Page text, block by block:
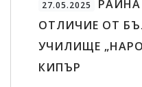
27.05.2025
ОТЛИЧИЕ ОТ
УЧИЛИЩЕ
КИПЪР